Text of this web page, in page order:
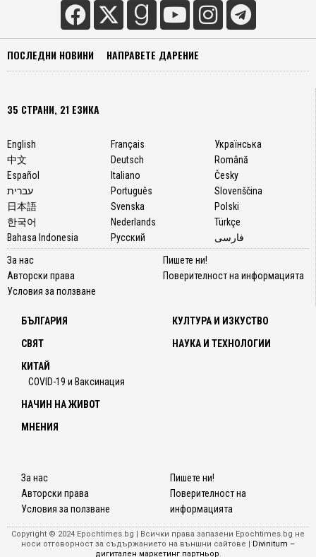
ПОСЛЕДНИ НОВИНИ НАПРАВЕТЕ ДАРЕНИЕ
35 СТРАНИ, 21 ЕЗИКА
English
中文
Español
עברית
日本語
한국어
Bahasa Indonesia
Français
Deutsch
Italiano
Português
Svenska
Nederlands
Русский
Українська
Română
Česky
Slovenščina
Polski
Türkçe
فارسی
За нас
Авторски права
Условия за ползване
Пишете ни!
Поверителност на информацията
БЪЛГАРИЯ
СВЯТ
КИТАЙ
COVID-19 и Ваксинация
КУЛТУРА И ИЗКУСТВО
НАУКА И ТЕХНОЛОГИИ
НАЧИН НА ЖИВОТ
МНЕНИЯ
За нас
Авторски права
Условия за ползване
Пишете ни!
Поверителност на
информацията
Copyright © 2024 Epochtimes.bg | Всички права запазени Epochtimes.bg не
носи отговорност за съдържанието на външни сайтове | Divinitum –
дигитален маркетинг партньор.